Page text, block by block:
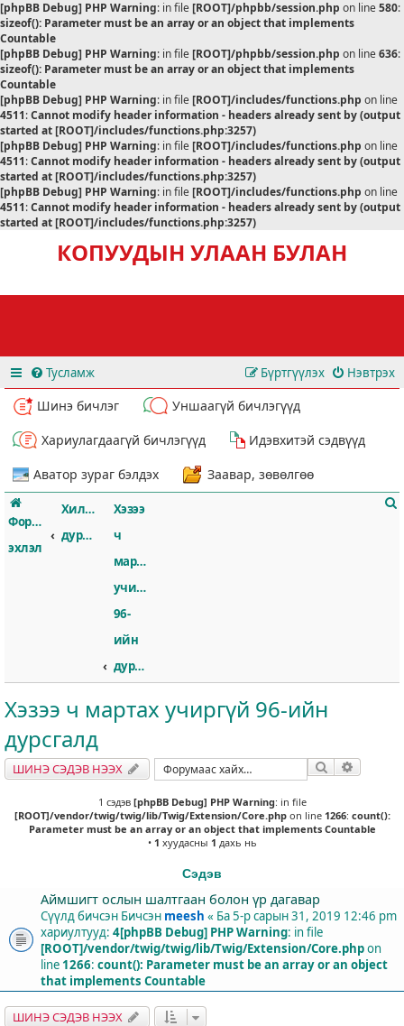
[phpBB Debug] PHP Warning: in file[ROOT]/phpbb/session.php on line580:
sizeof(): Parameter must be an array or an object that implements
Countable
[phpBB Debug] PHP Warning: in file[ROOT]/phpbb/session.php on line636:
sizeof(): Parameter must be an array or an object that implements
Countable
[phpBB Debug] PHP Warning: in file[ROOT]/includes/functions.php on line
4511:Cannot modify header information - headers already sent by (output
started at [ROOT]/includes/functions.php:3257)
[phpBB Debug] PHP Warning: in file[ROOT]/includes/functions.php on line
4511:Cannot modify header information - headers already sent by (output
started at [ROOT]/includes/functions.php:3257)
[phpBB Debug] PHP Warning: in file[ROOT]/includes/functions.php on line
4511:Cannot modify header information - headers already sent by (output
started at [ROOT]/includes/functions.php:3257)
КОПУУДЫН УЛААН БУЛАН
Тусламж Нэвтрэх
Бүртгүүлэх
Шинэ бичлэг
Уншаагүй бичлэгүүд
Хариулагдаагүй бичлэгүүд
Идэвхитэй сэдвүүд
Аватор зураг бэлдэх
Заавар, зөвөлгөө
Форумын
эхлэл
Хилссборогийн
дурсгал
Хэзээ
ч
мартах
учиргүй
96-
ийн
дурсгалд
Хэзээ ч мартах учиргүй 96-ийн
дурсгалд
ШИНЭ СЭДЭВ НЭЭХ Хайлт
1 сэдэв [phpBB Debug] PHP Warning: in file
[ROOT]/vendor/twig/twig/lib/Twig/Extension/Core.phpon line 1266: count():
Parameter must be an array or an object that implements Countable
• 1 хуудасны 1 дахь нь
Сэдэв
Аймшигт ослын шалтгаан болон үр дагавар
Сүүлд бичсэн Бичсэн meesh « Ба 5-р сарын 31, 2019 12:46 pm
хариултууд: 4[phpBB Debug] PHP Warning: in file
[ROOT]/vendor/twig/twig/lib/Twig/Extension/Core.phpon
line 1266: count(): Parameter must be an array or an object
that implements Countable
ШИНЭ СЭДЭВ НЭЭХ